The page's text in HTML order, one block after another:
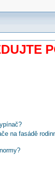
na fasádě